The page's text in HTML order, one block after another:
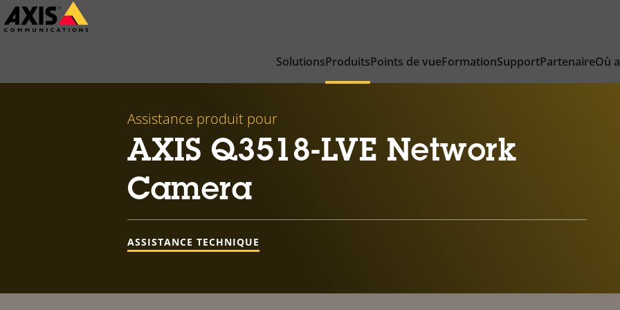
Passer
au
SolutionsProduitsPoints de vueFormationSupportPartenaireOù
Assistance produit pour
AXIS Q3518-LVE Network
Camera
ASSISTANCE TECHNIQUE